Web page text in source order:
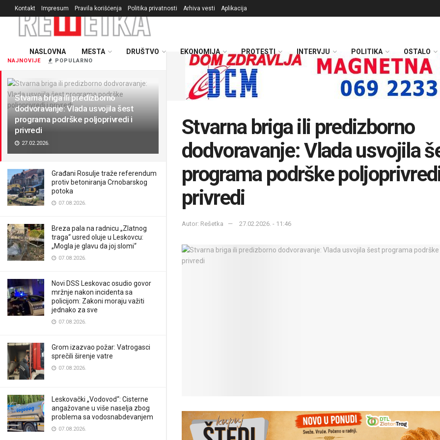
NAJNOVIJE POPULARNO
Stvarna briga ili predizborno
dodvoravanje: Vlada usvojila šest
programa podrške poljoprivredi i
privredi
27.02.2026.
Građani Rosulje traže referendum
protiv betoniranja Crnobarskog
potoka
07.08.2026.
Breza pala na radnicu „Zlatnog
traga“ usred oluje u Leskovcu:
„Mogla je glavu da joj slomi“
07.08.2026.
Novi DSS Leskovac osudio govor
mržnje nakon incidenta sa
policijom: Zakoni moraju važiti
jednako za sve
07.08.2026.
Grom izazvao požar: Vatrogasci
sprečili širenje vatre
07.08.2026.
Leskovački „Vodovod“: Cisterne
angažovane u više naselja zbog
problema sa vodosnabdevanjem
07.08.2026.
Kontakt Impresum Pravila korišćenja Politika privatnosti Arhiva vesti Aplikacija
NASLOVNA MESTA DRUŠTVO EKONOMIJA PROTESTI INTERVJU POLITIKA OSTALO
Stvarna briga ili predizborno
dodvoravanje: Vlada usvojila
programa podrške
privredi
Autor: Rešetka 27.02.2026. - 11:46